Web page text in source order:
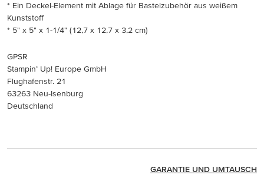
* Ein Deckel-Element mit Ablage für Bastelzubehör aus weißem
Kunststoff
* 5" x 5" x 1-1/4" (12,7 x 12,7 x 3,2 cm)
GPSR
Stampin’ Up! Europe GmbH
Flughafenstr. 21
63263 Neu-Isenburg
Deutschland
GARANTIE UND UMTAUSCH